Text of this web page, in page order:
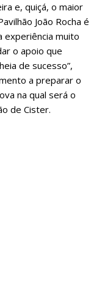
e, quiçá, o maior
João Rocha é
experiência muito
o apoio que
de sucesso”,
a preparar o
na qual será o
de Cister.